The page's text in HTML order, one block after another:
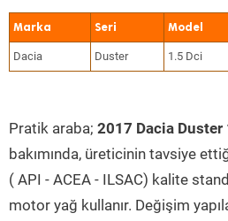
Marka Seri Model
Dacia Duster 1.5 Dci
Pratik araba; 2017 Dacia Duster
bakımında, üreticinin tavsiye
( API - ACEA - ILSAC) kalite
motor yağ kullanır. Değişim